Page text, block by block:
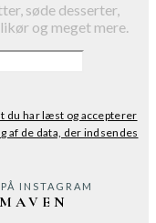
søde desserter,
og meget mere.
du har læst og accepterer
af de data, der indsendes
INSTAGRAM